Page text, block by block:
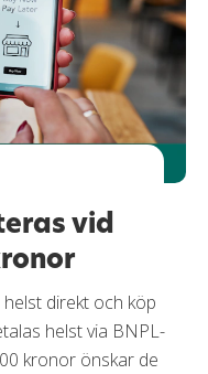
vid
direkt och köp
helst via BNPL-
kronor önskar de